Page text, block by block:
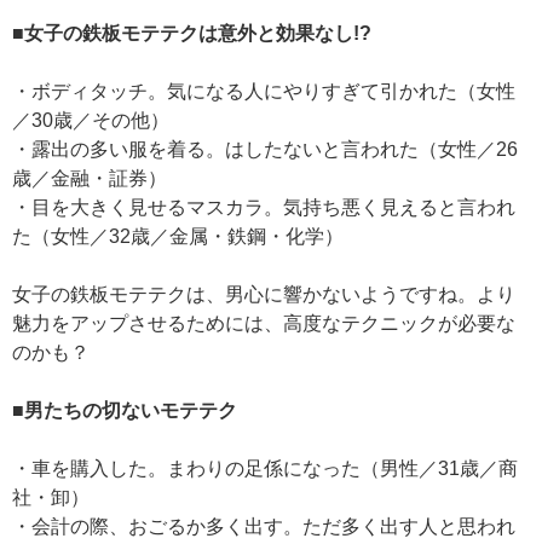
■女子の鉄板モテテクは意外と効果なし!?
・ボディタッチ。気になる人にやりすぎて引かれた（女性
／30歳／その他）
・露出の多い服を着る。はしたないと言われた（女性／26
歳／金融・証券）
・目を大きく見せるマスカラ。気持ち悪く見えると言われ
た（女性／32歳／金属・鉄鋼・化学）
女子の鉄板モテテクは、男心に響かないようですね。より
魅力をアップさせるためには、高度なテクニックが必要な
のかも？
■男たちの切ないモテテク
・車を購入した。まわりの足係になった（男性／31歳／商
社・卸）
・会計の際、おごるか多く出す。ただ多く出す人と思われ